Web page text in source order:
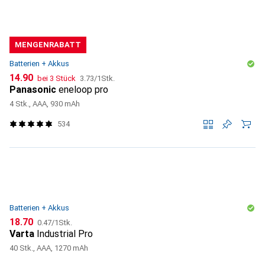
MENGENRABATT
Batterien + Akkus
CHF
14.90 bei 3 Stück CHF
3.73/1Stk.
Panasonic eneloop pro
4 Stk., AAA, 930 mAh
534
Batterien + Akkus
CHF
18.70 CHF
0.47/1Stk.
Varta Industrial Pro
40 Stk., AAA, 1270 mAh